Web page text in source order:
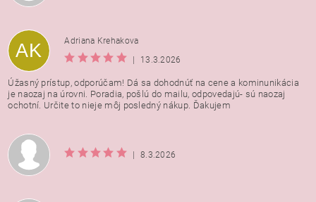
AK
Adriana Krehakova
|
13.3.2026
Úžasný prístup, odporúčam! Dá sa dohodnúť na cene a kominunikácia
je naozaj na úrovni. Poradia, pošlú do mailu, odpovedajú- sú naozaj
ochotní. Určite to nieje môj posledný nákup. Ďakujem
| 8.3.2026